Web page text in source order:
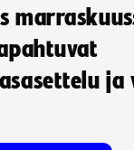
ja